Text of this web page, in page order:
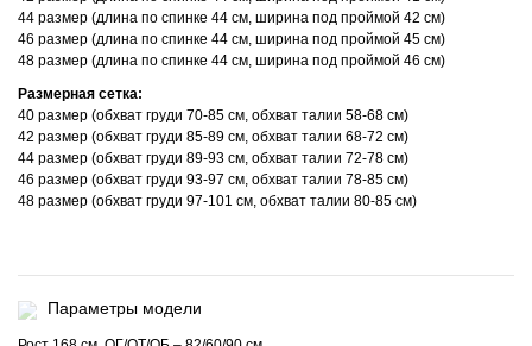
44 размер (длина по спинке 44 см, ширина под проймой 42 см)
46 размер (длина по спинке 44 см, ширина под проймой 45 см)
48 размер (длина по спинке 44 см, ширина под проймой 46 см)
Размерная сетка:
40 размер (обхват груди 70-85 см, обхват талии 58-68 см)
42 размер (обхват груди 85-89 см, обхват талии 68-72 см)
44 размер (обхват груди 89-93 см, обхват талии 72-78 см)
46 размер (обхват груди 93-97 см, обхват талии 78-85 см)
48 размер (обхват груди 97-101 см, обхват талии 80-85 см)
Параметры модели